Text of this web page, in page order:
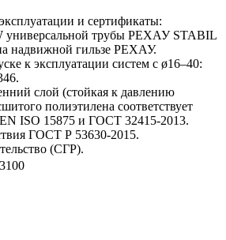
и сертификаты:
универсальной трубы РЕХАУ STABIL
надвижной гильзе РЕХАУ.
к эксплуатации систем с ø16–40:
слой (стойкая к давлению
полиэтилена соответ­ствует
ISO 15875 и ГОСТ 32415-2013.
ГОСТ Р 53630-2015.
(СГР).